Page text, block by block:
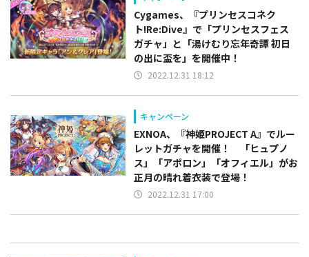
Cygames、『プリンセスコネク
ト!Re:Dive』で「プリンセスフェス
ガチャ」と「湯けむり忘年奇譚 初日
の出に盃を」を開催中！
2022.12.31 18:12
キャンペーン
EXNOA、『神姫PROJECT A』でルー
レットガチャを開催！ 「ヒュプノ
ス」「アポロン」「オフィエル」がお
正月の晴れ着衣装で登場！
2022.12.31 17:00